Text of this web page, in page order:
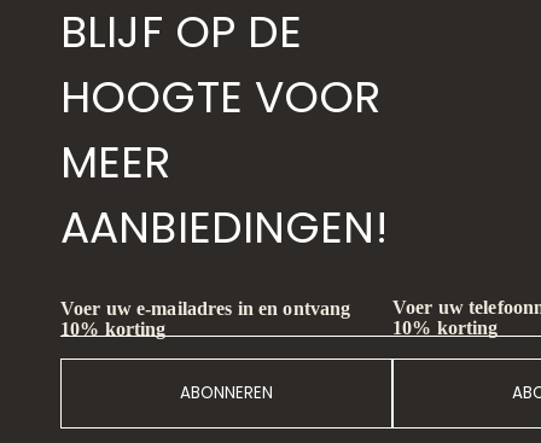
BLIJF OP DE
HOOGTE VOOR
MEER
AANBIEDINGEN!
Voer uw e-mailadres in en ontvang
10% korting
ABONNEREN
Voer uw
10% korting